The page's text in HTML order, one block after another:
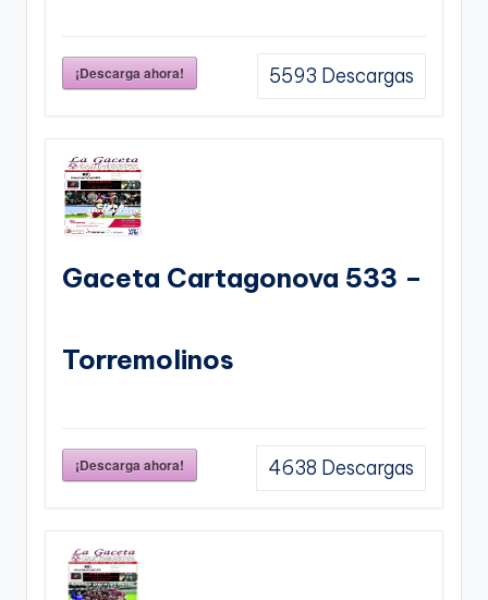
¡Descarga ahora! 5593 Descargas
Gaceta Cartagonova 533 –
Torremolinos
¡Descarga ahora! 4638 Descargas